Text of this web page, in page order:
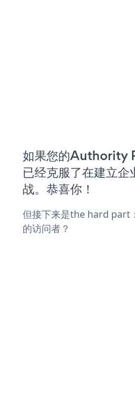
如果您的Authority
已经克服了在建立
战。恭喜你！
但接下来是the hard part
的访问者？